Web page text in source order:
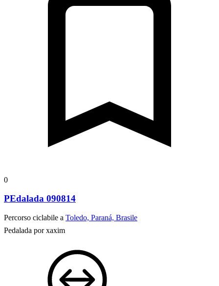
0
PEdalada 090814
Percorso ciclabile a Toledo, Paraná, Brasile
Pedalada por xaxim